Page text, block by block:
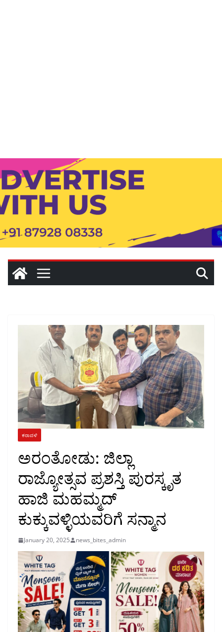
ಕರಾವಳಿ
ಅರಂತೋಡು: ಜಿಲ್ಲಾ
ರಾಜ್ಯೋತ್ಸವ ಪ್ರಶಸ್ತಿ ಪುರಸ್ಕೃತ
ಹಾಜಿ ಮಹಮ್ಮದ್
ಕುಕ್ಕುವಳ್ಳಿಯವರಿಗೆ ಸನ್ಮಾನ
January 20, 2025 news_bites_admin